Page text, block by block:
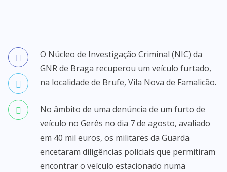
O Núcleo de Investigação Criminal (NIC) da
GNR de Braga recuperou um veículo furtado,
na localidade de Brufe, Vila Nova de Famalicão.
No âmbito de uma denúncia de um furto de
veículo no Gerês no dia 7 de agosto, avaliado
em 40 mil euros, os militares da Guarda
encetaram diligências policiais que permitiram
encontrar o veículo estacionado numa